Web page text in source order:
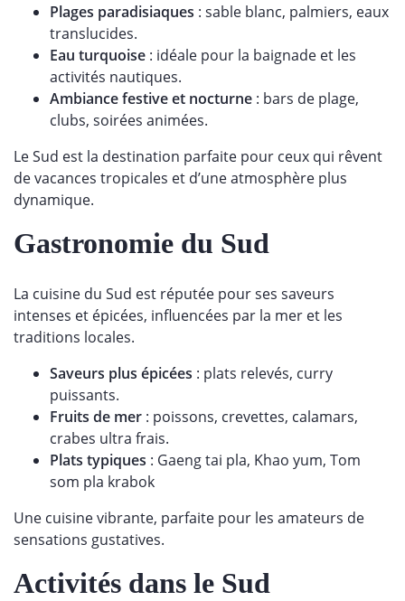
Plages paradisiaques : sable blanc, palmiers, eaux
translucides.
Eau turquoise : idéale pour la baignade et les
activités nautiques.
Ambiance festive et nocturne : bars de plage,
clubs, soirées animées.
Le Sud est la destination parfaite pour ceux qui rêvent
de vacances tropicales et d’une atmosphère plus
dynamique.
Gastronomie du Sud
La cuisine du Sud est réputée pour ses saveurs
intenses et épicées, influencées par la mer et les
traditions locales.
Saveurs plus épicées : plats relevés, curry
puissants.
Fruits de mer : poissons, crevettes, calamars,
crabes ultra frais.
Plats typiques : Gaeng tai pla, Khao yum, Tom
som pla krabok
Une cuisine vibrante, parfaite pour les amateurs de
sensations gustatives.
Activités dans le Sud